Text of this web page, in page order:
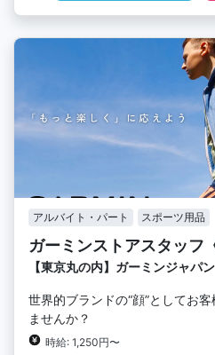
アルバイト・パート スポーツ用品
ガーミンストアスタッフ
【東京丸の内】ガーミンジャパ
世界的ブランドの“顔”としてお
ませんか？
時給: 1,250円〜